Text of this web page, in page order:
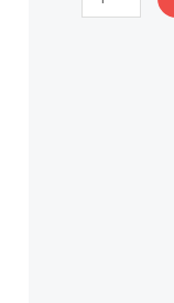
cantidad